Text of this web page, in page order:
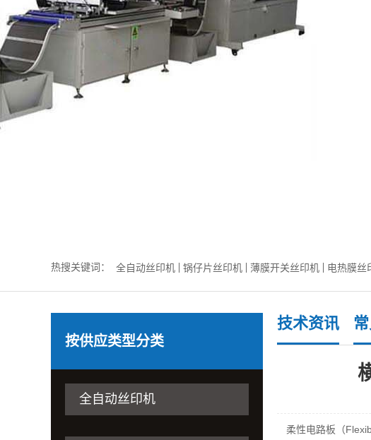
热搜关键词： 全自动丝印机 锅仔片丝印机 薄膜开关丝印机 电热膜丝
按供应类型分类
全自动丝印机
技术资讯
柔性电路板（